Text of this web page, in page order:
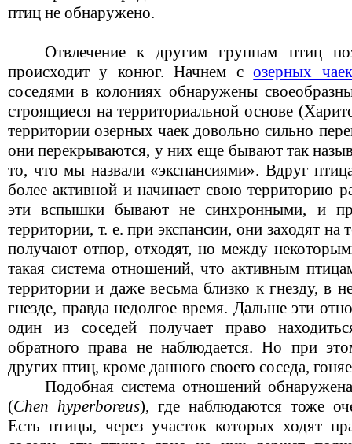
птиц не обнаружено.
Отвлечение к другим группам птиц
происходит у конюг. Начнем созерных чаек
соседями в колониях обнаружены
строящиеся на территориальной основе
территории озерных чаек довольно сильно
они перекрываются, у них еще бывают так
то, что мы назвали «экспансиями». Вдруг
более активной и начинает свою территорию
эти вспышки бывают не синхронными, и
территории, т. е. при экспансии, они заходят
получают отпор, отходят, но между
такая система отношений, что активным
территории и даже весьма близко к гнезду, в
гнезде, правда недолгое время. Дальше эти
один из соседей получает право
обратного права не наблюдается. Но при
других птиц, кроме данного своего соседа,
Подобная система отношений
(Chen hyperboreus), где наблюдаются тоже
Есть птицы, через участок которых ходят